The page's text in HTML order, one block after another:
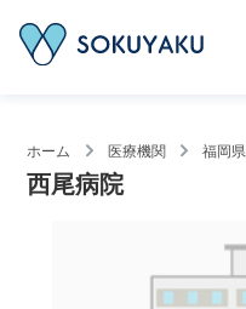
ホーム 医療機関 福岡県
西尾病院